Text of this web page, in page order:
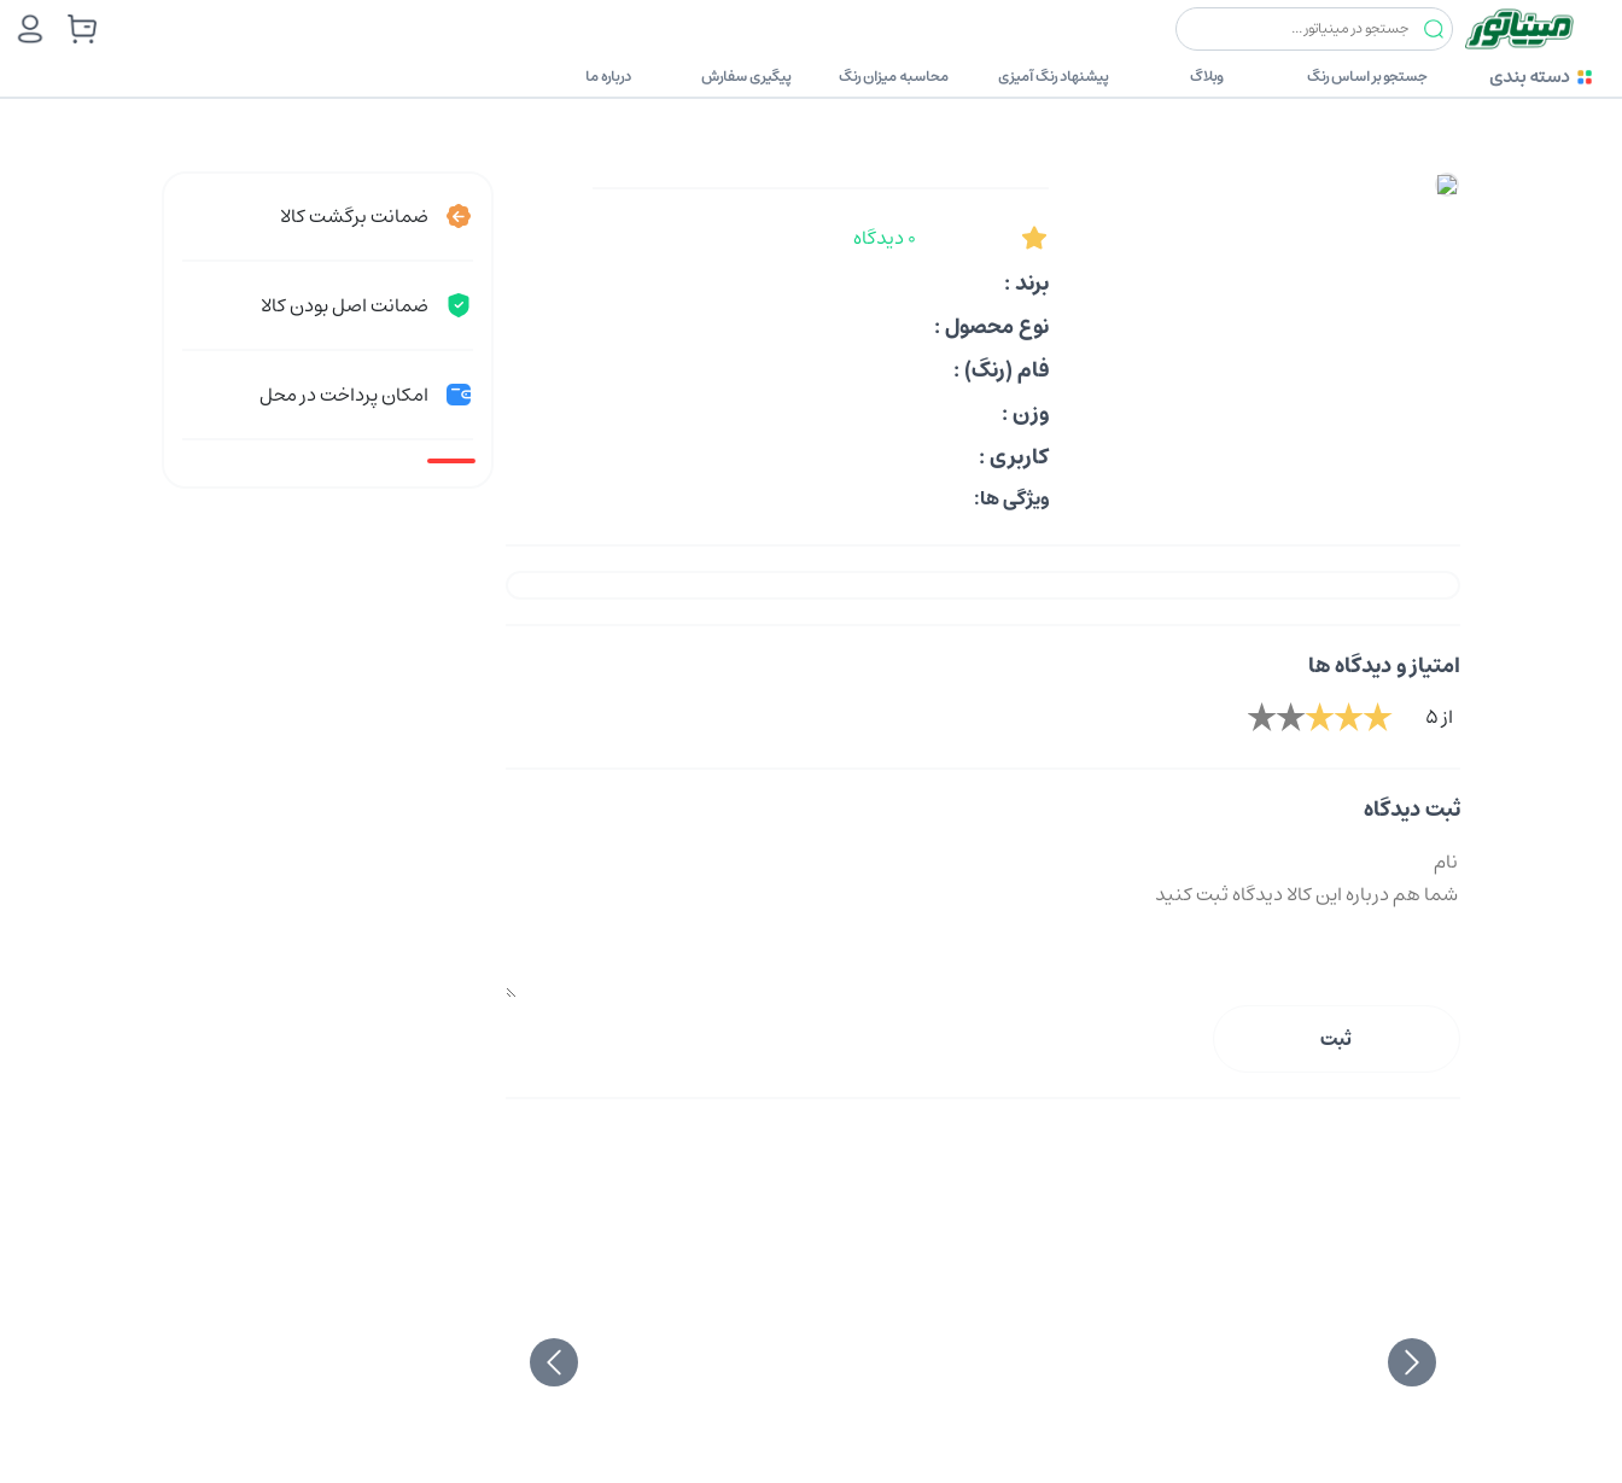
دسته بندی جستجو بر اساس رنگ وبلاگ پیشنهاد رنگ آمیزی محاسبه میزان رنگ پیگیری سفارش درباره ما
0 دیدگاه
برند :
نوع محصول :
فام (رنگ) :
وزن :
کاربری :
ویژگی ها:
امتیاز و دیدگاه ها
از 5
ثبت دیدگاه
ثبت
ضمانت برگشت کالا
ضمانت اصل بودن کالا
امکان پرداخت در محل